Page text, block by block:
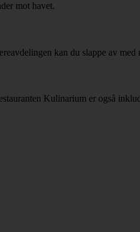
mot havet.
kan du slappe av med
Kulinarium er også